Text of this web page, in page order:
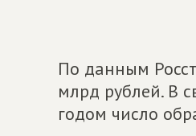
По данным
млрд рублей. В
годом число